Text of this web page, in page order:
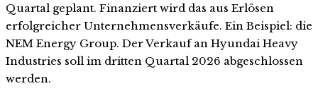
Quartal geplant. Finanziert wird das aus Erlösen
erfolgreicher Unternehmensverkäufe. Ein Beispiel: die
NEM Energy Group. Der Verkauf an Hyundai Heavy
Industries soll im dritten Quartal 2026 abgeschlossen
werden.